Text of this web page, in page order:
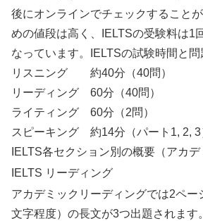
後にオンラインでチェックすること
めの値段は高く、IELTSの受験料は1
なっています。IELTSの試験時間と問
リスニング 約40分（40問）
リーディング 60分（40問）
ライティング 60分（2問）
スピーキング 約14分（パート1, 2, 3
IELTS各セクション別の概要（アカデ
IELTS リーディング
アカデミックリーディングでは2ペー
文字程度）の長文が3つ出題されます